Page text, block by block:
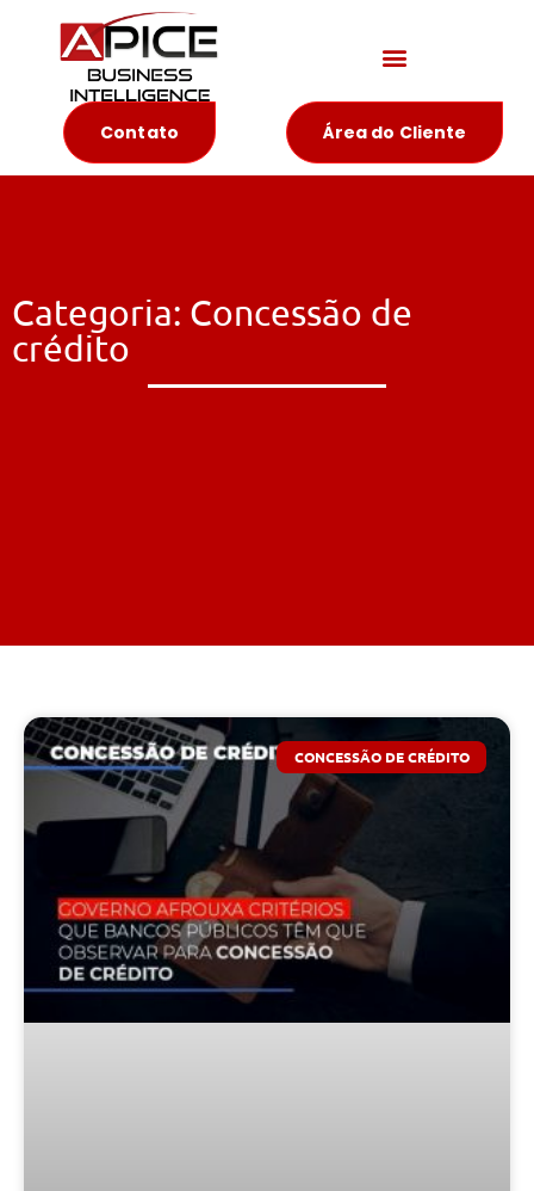
Contato Área do Cliente
Categoria: Concessão de
crédito
CONCESSÃO DE CRÉDITO